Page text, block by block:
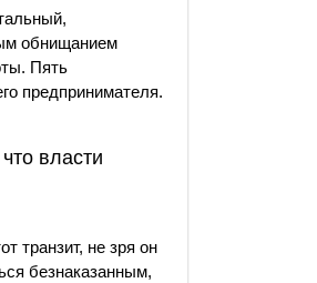
обнищанием
Пять
предпринимателя.
власти
транзит, не зря он
безнаказанным,